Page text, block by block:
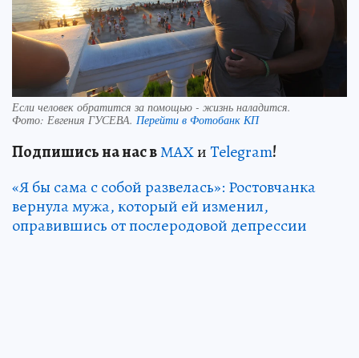
Если человек обратится за помощью - жизнь наладится.
Фото: Евгения ГУСЕВА. Перейти в Фотобанк КП
Подпишись на нас вМАХиTelegram!
«Я бы сама с собой развелась»: Ростовчанка
вернула мужа, который ей изменил,
оправившись от послеродовой депрессии